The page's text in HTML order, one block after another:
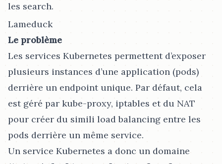
les search.
Lameduck
Le problème
Les services Kubernetes permettent d’exposer
plusieurs instances d’une application (pods)
derrière un endpoint unique. Par défaut, cela
est géré par kube-proxy, iptables et du NAT
pour créer du simili load balancing entre les
pods derrière un même service.
Un service Kubernetes a donc un domaine